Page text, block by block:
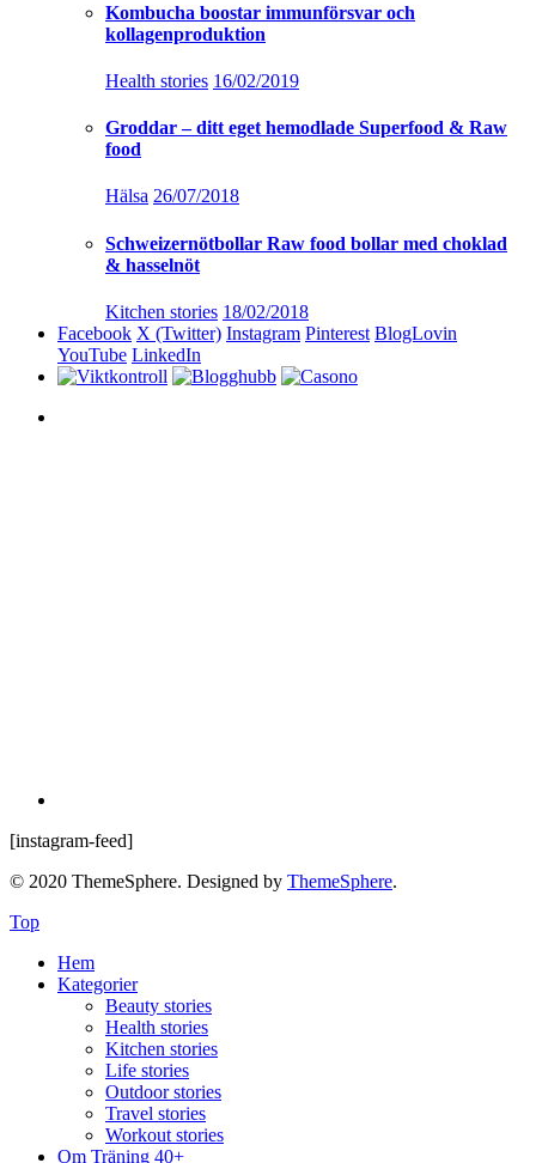
Kombucha boostar immunförsvar och
kollagenproduktion
Health stories 16/02/2019
Groddar – ditt eget hemodlade Superfood & Raw
food
Hälsa 26/07/2018
Schweizernötbollar Raw food bollar med choklad
& hasselnöt
Kitchen stories 18/02/2018
Facebook X (Twitter) Instagram Pinterest BlogLovin
YouTube LinkedIn
[instagram-feed]
© 2020 ThemeSphere. Designed by ThemeSphere.
Top
Hem
Kategorier
Beauty stories
Health stories
Kitchen stories
Life stories
Outdoor stories
Travel stories
Workout stories
Om Träning 40+